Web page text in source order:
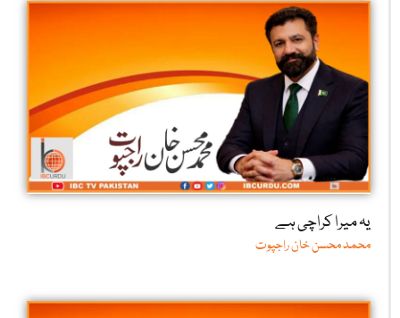
یہ میرا کراچی ہے
محمد محسن خان راجپوت